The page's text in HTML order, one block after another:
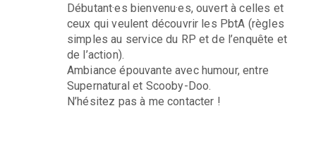
Débutant·es bienvenu·es, ouvert à celles et
ceux qui veulent découvrir les PbtA (règles
simples au service du RP et de l’enquête et
de l’action).
Ambiance épouvante avec humour, entre
Supernatural et Scooby-Doo.
N’hésitez pas à me contacter !